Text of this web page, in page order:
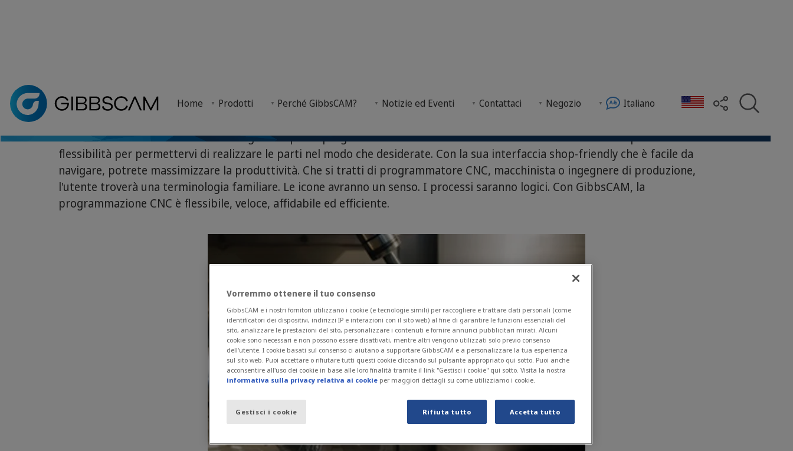
Home Prodotti Perché GibbsCAM? Notizie ed Eventi Contattaci Negozio Italiano
Home> Perché GibbsCAM? > Perché scegliere GibbsCAM?
Scoprite perché dovreste fare di GibbsCAM il vostro sistema di programmazione per tutti i vostri CNC.
Perché scegliere GibbsCAM?
RICHIEDI UNA PROVA GRATUITA
GibbsCAM è un sistema CAM all'avanguardia per la programmazione di macchine utensili CNC. GibbsCAM ha la potenza e la
flessibilità per permettervi di realizzare le parti nel modo che desiderate. Con la sua interfaccia shop-friendly che è facile da
navigare, potrete massimizzare la produttività. Che si tratti di programmatore CNC, macchinista o ingegnere di produzione,
l'utente troverà una terminologia familiare. Le icone avranno un senso. I processi saranno logici. Con GibbsCAM, la
programmazione CNC è flessibile, veloce, affidabile ed efficiente.
Vorremmo ottenere il tuo consenso
GibbsCAM e i nostri fornitori utilizzano i cookie (e tecnologie simili) per raccogliere e trattare dati personali (come
identificatori dei dispositivi, indirizzi IP e interazioni con il sito web) al fine di garantire le funzioni essenziali del
sito, analizzare le prestazioni del sito, personalizzare i contenuti e fornire annunci pubblicitari mirati. Alcuni
cookie sono necessari e non possono essere disattivati, mentre altri vengono utilizzati solo previo consenso
dell'utente. I cookie basati sul consenso ci aiutano a supportare GibbsCAM e a personalizzare la tua esperienza
sul sito web. Puoi accettare o rifiutare tutti questi cookie cliccando sul pulsante appropriato qui sotto. Puoi anche
acconsentire all'uso dei cookie in base alle loro finalità tramite il link "Gestisci i cookie" qui sotto. Visita la nostra
informativa sulla privacy relativa ai cookie per maggiori dettagli su come utilizziamo i cookie.
Gestisci i cookie Rifiuta tutto Accetta tutto